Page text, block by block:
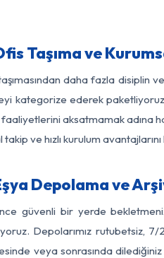
Taşıma ve
daha fazla
kategorize ederek
aksatmamak adına
ve hızlı kurulum
Depolama ve
önce güvenli bir yerde
Depolarımız rutubetsiz,
veya sonrasında